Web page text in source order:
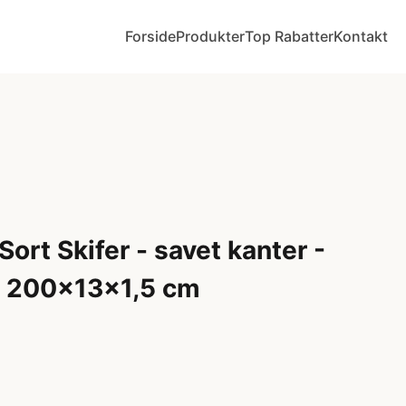
ForsideProdukterTop RabatterKontakt
Skifer - savet kanter -
cm